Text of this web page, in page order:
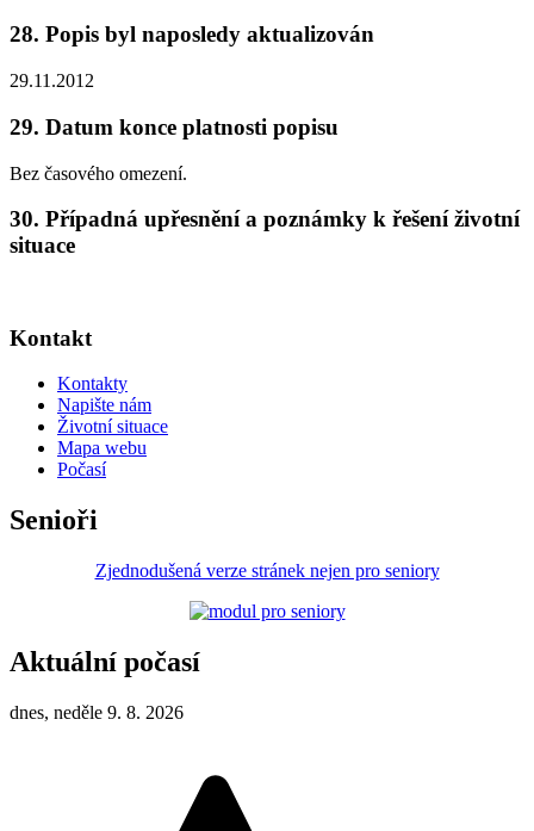
28. Popis byl naposledy aktualizován
29.11.2012
29. Datum konce platnosti popisu
Bez časového omezení.
30. Případná upřesnění a poznámky k řešení životní
situace
Kontakt
Kontakty
Napište nám
Životní situace
Mapa webu
Počasí
Senioři
Zjednodušená verze stránek nejen pro seniory
Aktuální počasí
dnes, neděle 9. 8. 2026